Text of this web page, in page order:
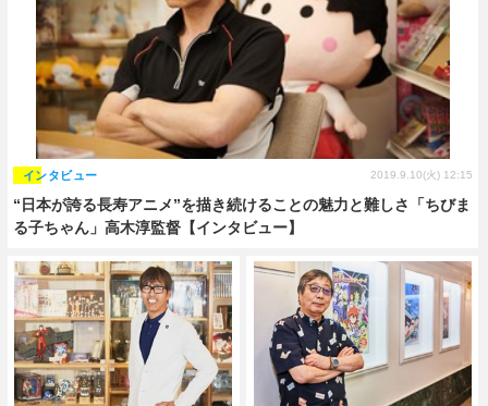
“日本が誇る長寿アニメ”を描き続けることの魅力と難しさ「ちびま
る子ちゃん」高木淳監督【インタビュー】
インタビュー 2019.9.10(火) 12:15